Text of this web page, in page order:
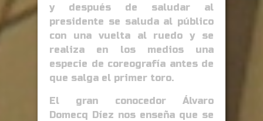
y después de saludar al
presidente se saluda al público
con una vuelta al ruedo y se
realiza en los medios una
especie de coreografía antes de
que salga el primer toro.
El gran conocedor Álvaro
Domecq Díez nos enseña que se